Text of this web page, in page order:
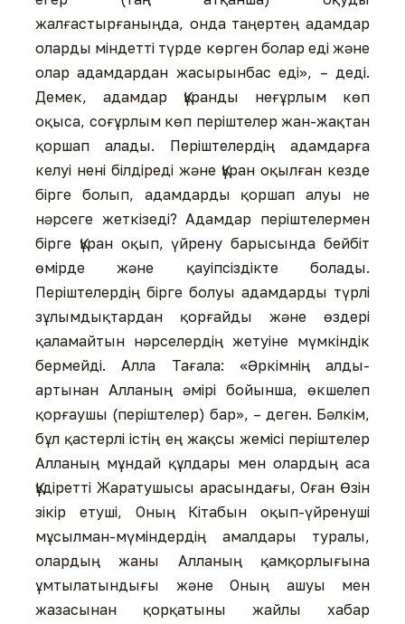
жалғастырғаныңда, онда таңертең адамдар
оларды міндетті түрде көрген болар еді және
олар адамдардан жасырынбас еді», – деді.
Демек, адамдар Құранды неғұрлым көп
оқыса, соғұрлым көп періштелер жан-жақтан
қоршап алады. Періштелердің адамдарға
келуі нені білдіреді және Құран оқылған кезде
бірге болып, адамдарды қоршап алуы не
нәрсеге жеткізеді? Адамдар періштелермен
бірге Құран оқып, үйрену барысында бейбіт
өмірде және қауіпсіздікте болады.
Періштелердің бірге болуы адамдарды түрлі
зұлымдықтардан қорғайды және өздері
қаламайтын нәрселердің жетуіне мүмкіндік
бермейді. Алла Тағала: «Әркімнің алды-
артынан Алланың әмірі бойынша, өкшелеп
қорғаушы (періштелер) бар», – деген. Бәлкім,
бұл қастерлі істің ең жақсы жемісі періштелер
Алланың мұндай құлдары мен олардың аса
Құдіретті Жаратушысы арасындағы, Оған Өзін
зікір етуші, Оның Кітабын оқып-үйренуші
мұсылман-мүміндердің амалдары туралы,
олардың жаны Алланың қамқорлығына
ұмтылатындығы және Оның ашуы мен
жазасынан қорқатыны жайлы хабар